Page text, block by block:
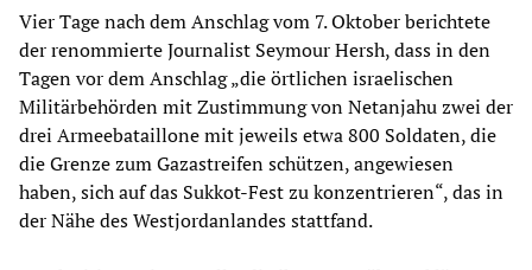
Vier Tage nach dem Anschlag vom 7. Oktober berichtete
der renommierte Journalist Seymour Hersh, dass in den
Tagen vor dem Anschlag „die örtlichen israelischen
Militärbehörden mit Zustimmung von Netanjahu zwei der
drei Armeebataillone mit jeweils etwa 800 Soldaten, die
die Grenze zum Gazastreifen schützen, angewiesen
haben, sich auf das Sukkot-Fest zu konzentrieren“, das in
der Nähe des Westjordanlandes stattfand.